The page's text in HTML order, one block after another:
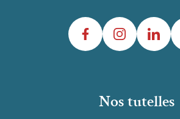
FacebookInstagramLinkedIn
Nos tutelles